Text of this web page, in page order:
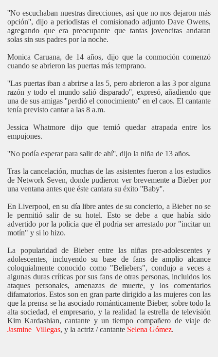
''No escuchaban nuestras direcciones, así que no nos dejaron más
opción'', dijo a periodistas el comisionado adjunto Dave Owens,
agregando que era preocupante que tantas jovencitas andaran
solas sin sus padres por la noche.
Monica Caruana, de 14 años, dijo que la conmoción comenzó
cuando se abrieron las puertas más temprano.
''Las puertas iban a abrirse a las 5, pero abrieron a las 3 por alguna
razón y todo el mundo salió disparado'', expresó, añadiendo que
una de sus amigas ''perdió el conocimiento'' en el caos. El cantante
tenía previsto cantar a las 8 a.m.
Jessica Whatmore dijo que temió quedar atrapada entre los
empujones.
''No podía esperar para salir de ahí'', dijo la niña de 13 años.
Tras la cancelación, muchas de las asistentes fueron a los estudios
de Network Seven, donde pudieron ver brevemente a Bieber por
una ventana antes que éste cantara su éxito ''Baby''.
En Liverpool, en su día libre antes de su concierto, a Bieber no se
le permitió salir de su hotel. Esto se debe a que había sido
advertido por la policía que él podría ser arrestado por "incitar un
motín" y si lo hizo.
La popularidad de Bieber entre las niñas pre-adolescentes y
adolescentes, incluyendo su base de fans de amplio alcance
coloquialmente conocido como "Beliebers", condujo a veces a
algunas duras críticas por sus fans de otras personas, incluidos los
ataques personales, amenazas de muerte, y los comentarios
difamatorios. Estos son en gran parte dirigido a las mujeres con las
que la prensa se ha asociado románticamente Bieber, sobre todo la
alta sociedad, el empresario, y la realidad la estrella de televisión
Kim Kardashian, cantante y un tiempo compañero de viaje de
Jasmine Villegas, y la actriz / cantante Selena Gómez.